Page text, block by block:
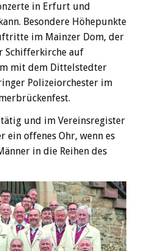
in Erfurt und
Besondere Höhepunkte
im Mainzer Dom, der
Schifferkirche auf
mit dem Dittelstedter
Polizeiorchester im
und im Vereinsregister
ein offenes Ohr, wenn es
in die Reihen des